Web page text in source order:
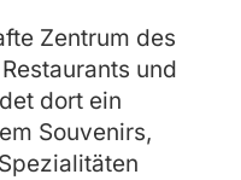
Zentrum des
und
dort ein
Souvenirs,